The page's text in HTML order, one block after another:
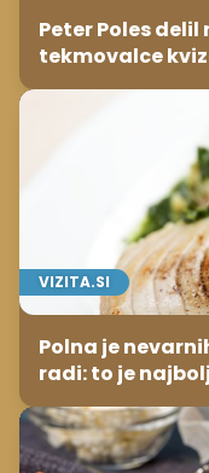
Peter Poles
tekmovalce
VIZITA.SI
Polna je
radi: to je
redno uživajo